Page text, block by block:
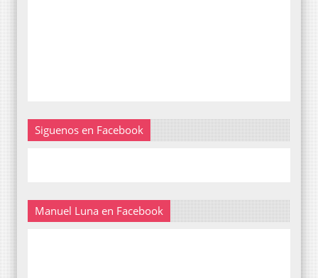
Siguenos en Facebook
Manuel Luna en Facebook